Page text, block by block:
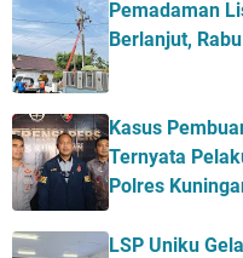
Pemadaman
Berlanjut,
Kasus
Ternyata
Polres
LSP Uniku